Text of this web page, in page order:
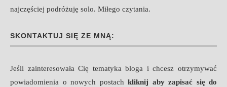
najczęściej podróżuję solo. Miłego czytania.
SKONTAKTUJ SIĘ ZE MNĄ:
Jeśli zainteresowała Cię tematyka bloga i chcesz otrzymywać
powiadomienia o nowych postach kliknij aby zapisać się do